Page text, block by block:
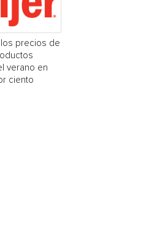
precios de
verano en
ciento